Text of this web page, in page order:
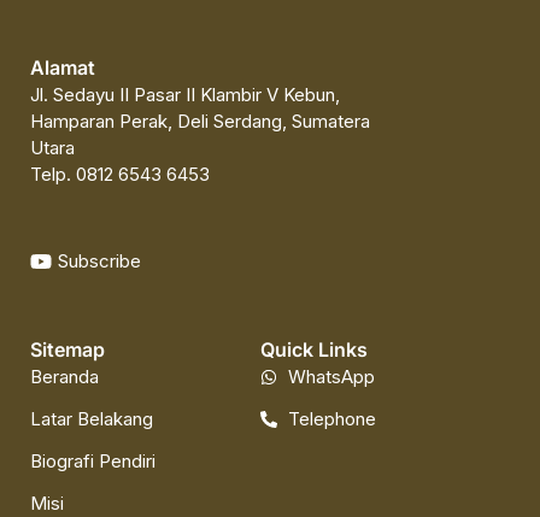
Alamat
Jl. Sedayu II Pasar II Klambir V Kebun,
Hamparan Perak, Deli Serdang, Sumatera
Utara
Telp. 0812 6543 6453
Subscribe
Sitemap
Beranda
Latar Belakang
Biografi Pendiri
Misi
Quick Links
WhatsApp
Telephone